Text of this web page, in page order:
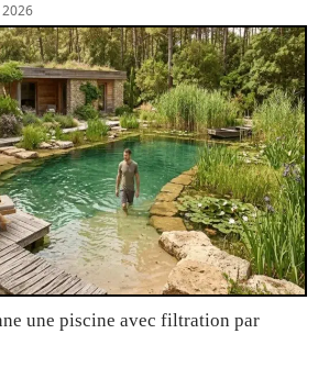
une piscine avec filtration par